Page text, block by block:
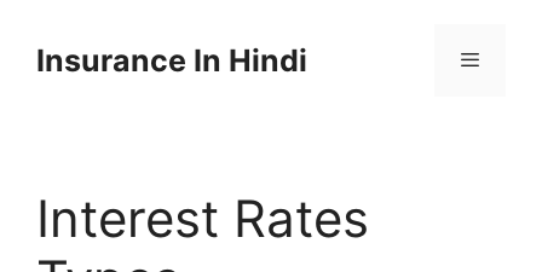
contentInsurance In Hindi
Interest Rates